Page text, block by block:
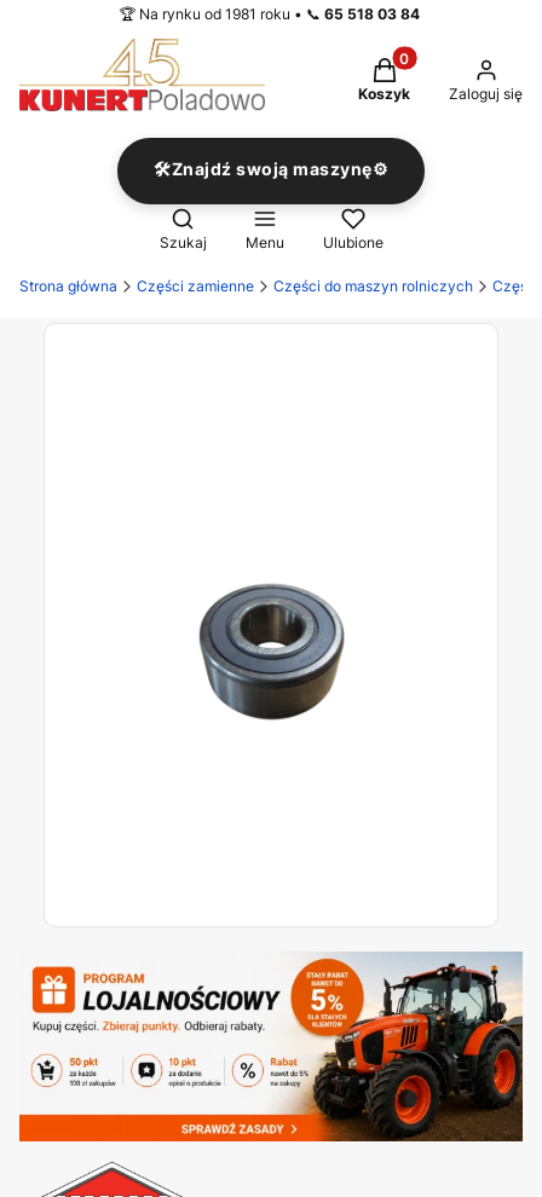
🏆 Na rynku od 1981 roku • 📞 65 518 03 84
Produkty w
Koszyk Zaloguj się
🛠️Znajdź swoją maszynę⚙️
Otwórz wyszukiwarkę
Szukaj Menu Ulubione
Strona główna Części zamienne Części do maszyn rolniczych